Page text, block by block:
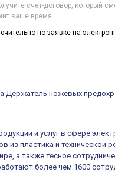
счет-договор, который
ваше время.
по заявке на
Держатель ножевых
и услуг в сфере
из пластика и
а также тесное
более чем 1600